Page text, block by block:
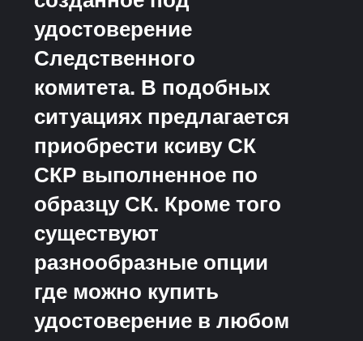
удостоверение
Следственного
комитета. В подобных
ситуациях предлагается
приобрести ксиву СК
СКР выполненное по
образцу СК. Кроме того
существуют
разнообразные опции
где можно купить
удостоверение в любом